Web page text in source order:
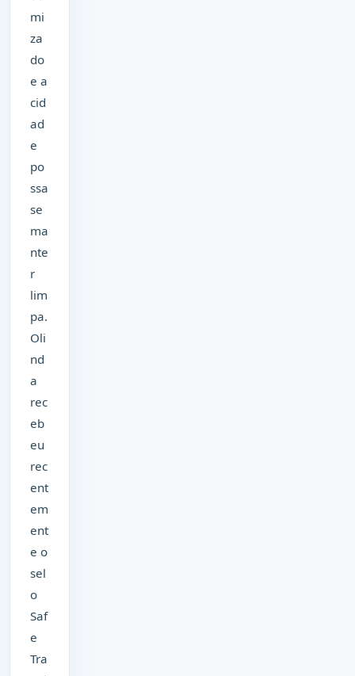
mi
za
do
e a
cid
ad
e
po
ssa
se
ma
nte
r
lim
pa.
Oli
nd
a
rec
eb
eu
rec
ent
em
ent
e o
sel
o
Saf
e
Tra